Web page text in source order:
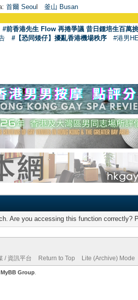
首爾 Seoul 釜山 Busan
#前香港先生 Flow 再捲爭議 昔日鍾培生百萬
#【恐同矮仔】擾亂香港機場秩序 #港男
Are you accessing this function correctly?
/ 資訊平台 Return to Top Lite (Archive) Mode
MyBB Group